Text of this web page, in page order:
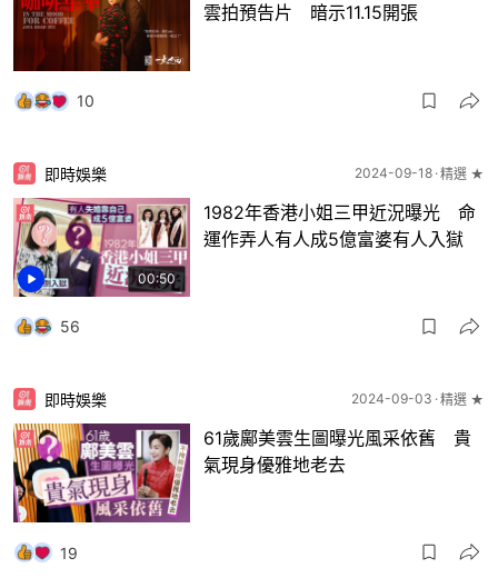
雲拍預告片 暗示11.15開張
10
00:50
即時娛樂 2024-09-18 精選 ★
1982年香港小姐三甲近況曝光 命
運作弄人有人成5億富婆有人入獄
56
即時娛樂 2024-09-03 精選 ★
61歲鄺美雲生圖曝光風采依舊 貴
氣現身優雅地老去
19